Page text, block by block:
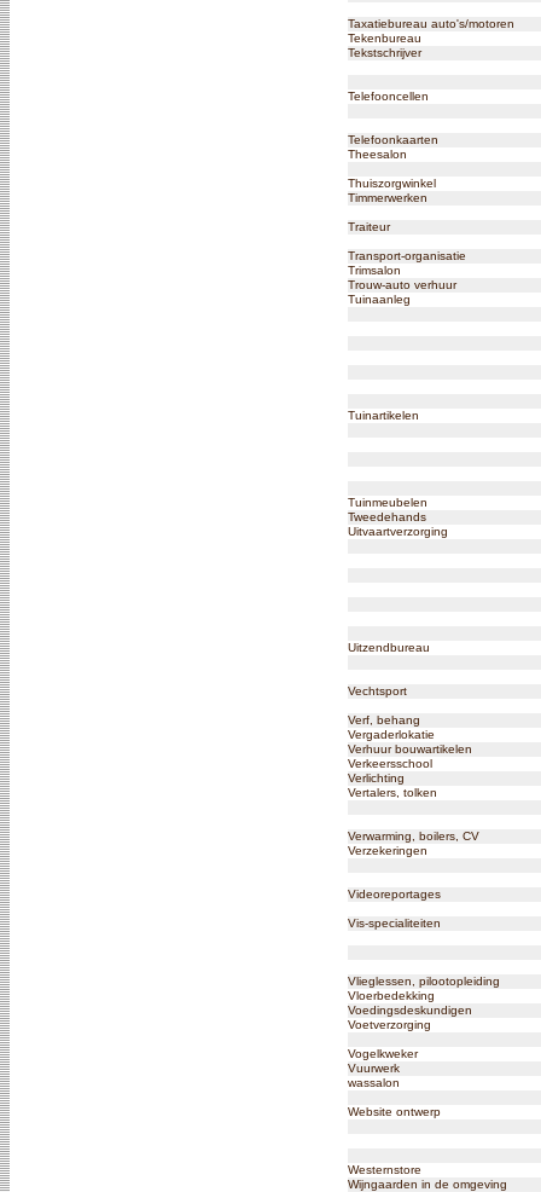
Taxatiebureau auto's/motoren
Tekenbureau
Tekstschrijver
Telefooncellen
Telefoonkaarten
Theesalon
Thuiszorgwinkel
Timmerwerken
Traiteur
Transport-organisatie
Trimsalon
Trouw-auto verhuur
Tuinaanleg
Tuinartikelen
Tuinmeubelen
Tweedehands
Uitvaartverzorging
Uitzendbureau
Vechtsport
Verf, behang
Vergaderlokatie
Verhuur bouwartikelen
Verkeersschool
Verlichting
Vertalers, tolken
Verwarming, boilers, CV
Verzekeringen
Videoreportages
Vis-specialiteiten
Vlieglessen, pilootopleiding
Vloerbedekking
Voedingsdeskundigen
Voetverzorging
Vogelkweker
Vuurwerk
wassalon
Website ontwerp
Westernstore
Wijngaarden in de omgeving